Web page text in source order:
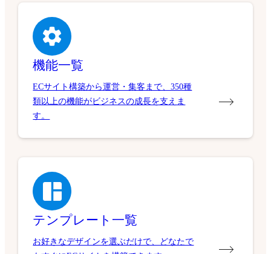
機能一覧
ECサイト構築から運営・集客まで、350種
類以上の機能がビジネスの成長を支えま
す。
テンプレート一覧
お好きなデザインを選ぶだけで、どなたで